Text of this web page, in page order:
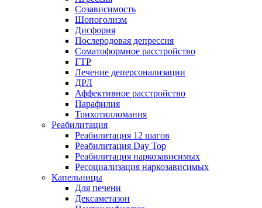
Созависимость
Шопоголизм
Дисфория
Послеродовая депрессия
Соматоформное расстройство
ГТР
Лечение деперсонализации
ДРЛ
Аффективное расстройство
Парафилия
Трихотилломания
Реабилитация
Реабилитация 12 шагов
Реабилитация Day Top
Реабилитация наркозависимых
Ресоциализация наркозависимых
Капельницы
Для печени
Дексаметазон